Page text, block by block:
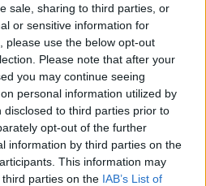
sale, sharing to third parties, or
or sensitive information for
please use the below opt-out
Please note that after your
you may continue seeing
personal information utilized by
to third parties prior to
opt-out of the further
information by third parties on the
This information may
parties on the IAB’s List of